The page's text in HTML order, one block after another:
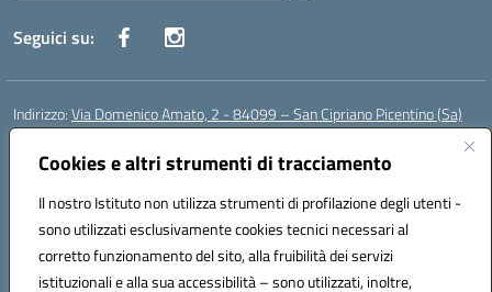
Cookies e altri strumenti di tracciamento
Il nostro Istituto non utilizza strumenti di profilazione degli utenti -
sono utilizzati esclusivamente cookies tecnici necessari al
corretto funzionamento del sito, alla fruibilità dei servizi
istituzionali e alla sua accessibilità – sono utilizzati, inoltre,
Seguici su:
Indirizzo:Via Domenico Amato, 2 - 84099 – San Cipriano Picentino (Sa)
Centralino:
Posta elettronica certificata (PEC):saic87700c@pec.istruzione.it
Codice fiscale: 95075020651
Codice meccanografico:SAIC87700C
Codice Indice delle Pubbliche Amministrazioni (IPA): istsc_saic87700c
Codice unico di fatturazione (CUF): UFBWH2